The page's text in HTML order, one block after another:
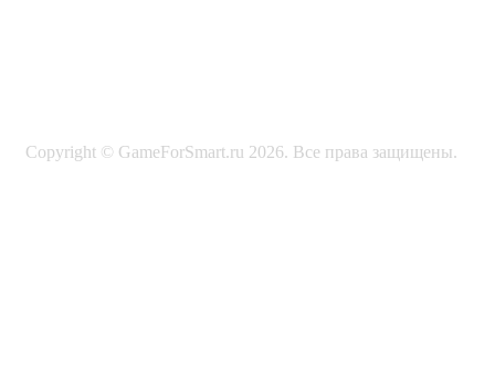
Copyright © GameForSmart.ru 2026. Все права защищены.